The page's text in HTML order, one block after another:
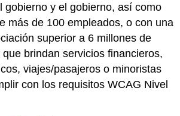
gobierno y el gobierno, así como
más de 100 empleados, o con una
superior a 6 millones de
brindan servicios financieros,
viajes/pasajeros o minoristas
con los requisitos WCAG Nivel